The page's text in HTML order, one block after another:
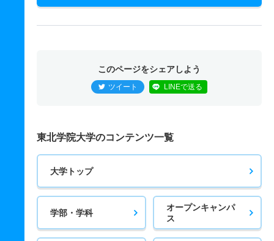
このページをシェアしよう
ツイート LINEで送る
東北学院大学のコンテンツ一覧
大学トップ
学部・学科
オープンキャンパ
ス